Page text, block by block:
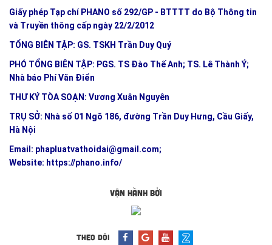
Giấy phép Tạp chí PHANO số 292/GP - BTTTT do Bộ Thông tin
và Truyền thông cấp ngày 22/2/2012
TỔNG BIÊN TẬP: GS. TSKH Trần Duy Quý
PHÓ TỔNG BIÊN TẬP: PGS. TS Đào Thế Anh; TS. Lê Thành Ý;
Nhà báo Phí Văn Điển
THƯ KÝ TÒA SOẠN: Vương Xuân Nguyên
TRỤ SỞ: Nhà số 01 Ngõ 186, đường Trần Duy Hưng, Cầu Giấy,
Hà Nội
Email: phapluatvathoidai@gmail.com;
Website: https://phano.info/
VẬN HÀNH BỞI
THEO DÕI